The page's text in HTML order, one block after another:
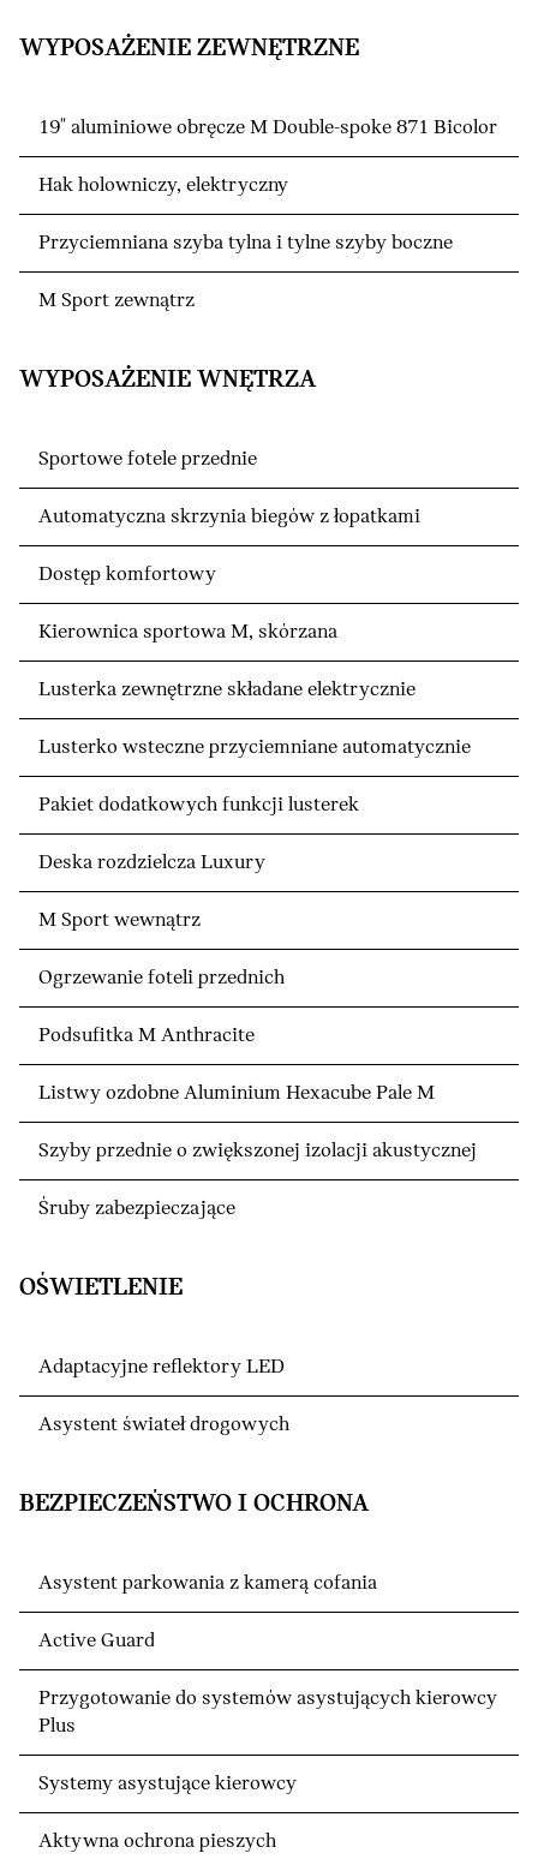
WYPOSAŻENIE ZEWNĘTRZNE
19" aluminiowe obręcze M Double-spoke 871 Bicolor
Hak holowniczy, elektryczny
Przyciemniana szyba tylna i tylne szyby boczne
M Sport zewnątrz
WYPOSAŻENIE WNĘTRZA
Sportowe fotele przednie
Automatyczna skrzynia biegów z łopatkami
Dostęp komfortowy
Kierownica sportowa M, skórzana
Lusterka zewnętrzne składane elektrycznie
Lusterko wsteczne przyciemniane automatycznie
Pakiet dodatkowych funkcji lusterek
Deska rozdzielcza Luxury
M Sport wewnątrz
Ogrzewanie foteli przednich
Podsufitka M Anthracite
Listwy ozdobne Aluminium Hexacube Pale M
Szyby przednie o zwiększonej izolacji akustycznej
Śruby zabezpieczające
OŚWIETLENIE
Adaptacyjne reflektory LED
Asystent świateł drogowych
BEZPIECZEŃSTWO I OCHRONA
Asystent parkowania z kamerą cofania
Active Guard
Przygotowanie do systemów asystujących kierowcy
Plus
Systemy asystujące kierowcy
Aktywna ochrona pieszych